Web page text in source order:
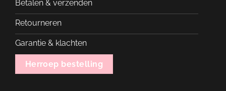
Betalen & verzenden
Retourneren
Garantie & klachten
Herroep bestelling